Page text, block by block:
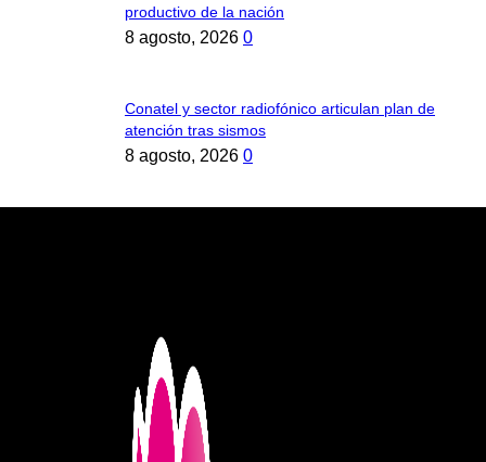
productivo de la nación
8 agosto, 2026 0
Conatel y sector radiofónico articulan plan de
atención tras sismos
8 agosto, 2026 0